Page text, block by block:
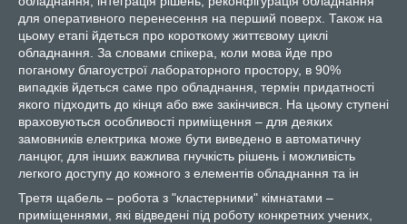
для оперативного перенесення на перший поверх. Також на
цьому етапі йдеться про короткому життєвому циклі
обладнання. За словами спікера, коли мова йде про
поганому благоустрої лабораторного простору, в 90%
випадків йдеться саме про обладнання, термін придатності
якого підходить до кінця або вже закінчився. На цьому ступені
враховуються особливості приміщення – для деяких
замовників електрика може бути виведено в автоматичну
ланцюг, для інших важлива гнучкість рішень і можливість
легкого доступу до кожного з елементів обладнання та ін
Третя щабель – робота з "кластерними" кімнатами –
приміщеннями, які відведені під роботу конкретних учених,